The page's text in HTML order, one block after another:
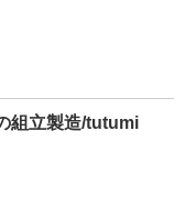
組立製造/tutumi